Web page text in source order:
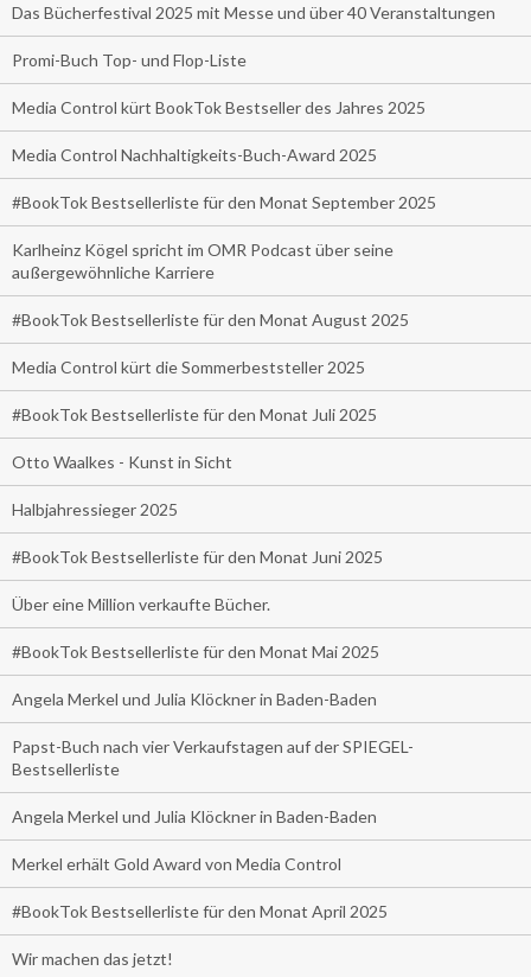
Das Bücherfestival 2025 mit Messe und über 40 Veranstaltungen
Promi-Buch Top- und Flop-Liste
Media Control kürt BookTok Bestseller des Jahres 2025
Media Control Nachhaltigkeits-Buch-Award 2025
#BookTok Bestsellerliste für den Monat September 2025
Karlheinz Kögel spricht im OMR Podcast über seine
außergewöhnliche Karriere
#BookTok Bestsellerliste für den Monat August 2025
Media Control kürt die Sommerbeststeller 2025
#BookTok Bestsellerliste für den Monat Juli 2025
Otto Waalkes - Kunst in Sicht
Halbjahressieger 2025
#BookTok Bestsellerliste für den Monat Juni 2025
Über eine Million verkaufte Bücher.
#BookTok Bestsellerliste für den Monat Mai 2025
Angela Merkel und Julia Klöckner in Baden-Baden
Papst-Buch nach vier Verkaufstagen auf der SPIEGEL-
Bestsellerliste
Angela Merkel und Julia Klöckner in Baden-Baden
Merkel erhält Gold Award von Media Control
#BookTok Bestsellerliste für den Monat April 2025
Wir machen das jetzt!